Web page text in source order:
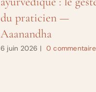
du praticien —
Aaanandha
6 juin 2026 | 0 commentaire